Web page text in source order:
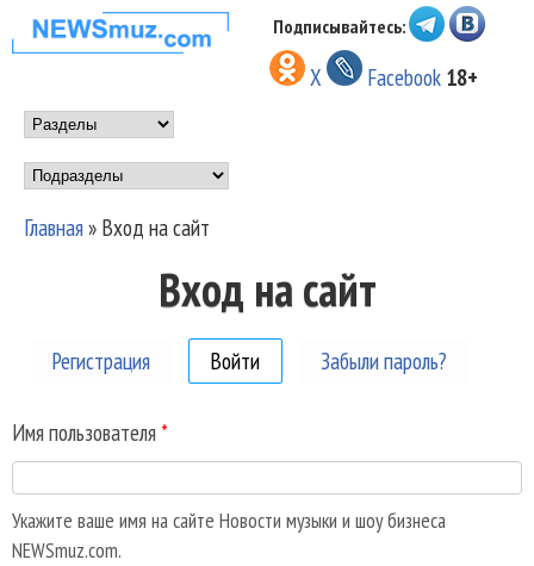
Перейти к основному
содержанию
НОВОСТИ
МУЗЫКИ И
ШОУ БИЗНЕСА
NEWSMUZ.COM
Подписывайтесь:
X Facebook 18+
Main menu
Подразделы
Вы здесь
Главная» Вход на сайт
Вход на сайт
Регистрация Войти (активная вкладка)
Забыли пароль?
Имя пользователя *
Укажите ваше имя на сайте Новости музыки и шоу бизнеса
NEWSmuz.com.